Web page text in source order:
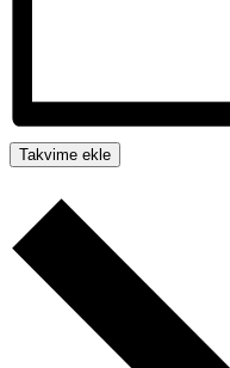
Takvime ekle